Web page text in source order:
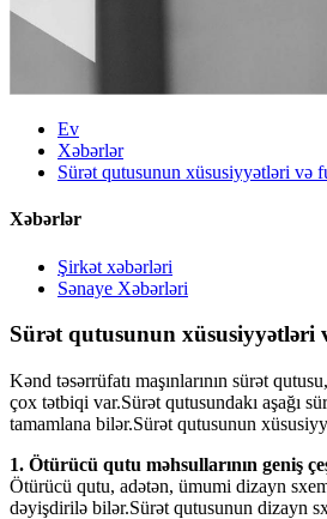
Ev
Xəbərlər
Sürət qutusunun xüsusiyyətləri və
Xəbərlər
Şirkət xəbərləri
Sənaye Xəbərləri
Sürət qutusunun xüsusiyyətləri
Kənd təsərrüfatı maşınlarının sürət
çox tətbiqi var.Sürət qutusundakı aşağı
tamamlana bilər.Sürət qutusunun
1. Ötürücü qutu məhsullarının geniş
Ötürücü qutu, adətən, ümumi dizayn
dəyişdirilə bilər.Sürət qutusunun dizayn